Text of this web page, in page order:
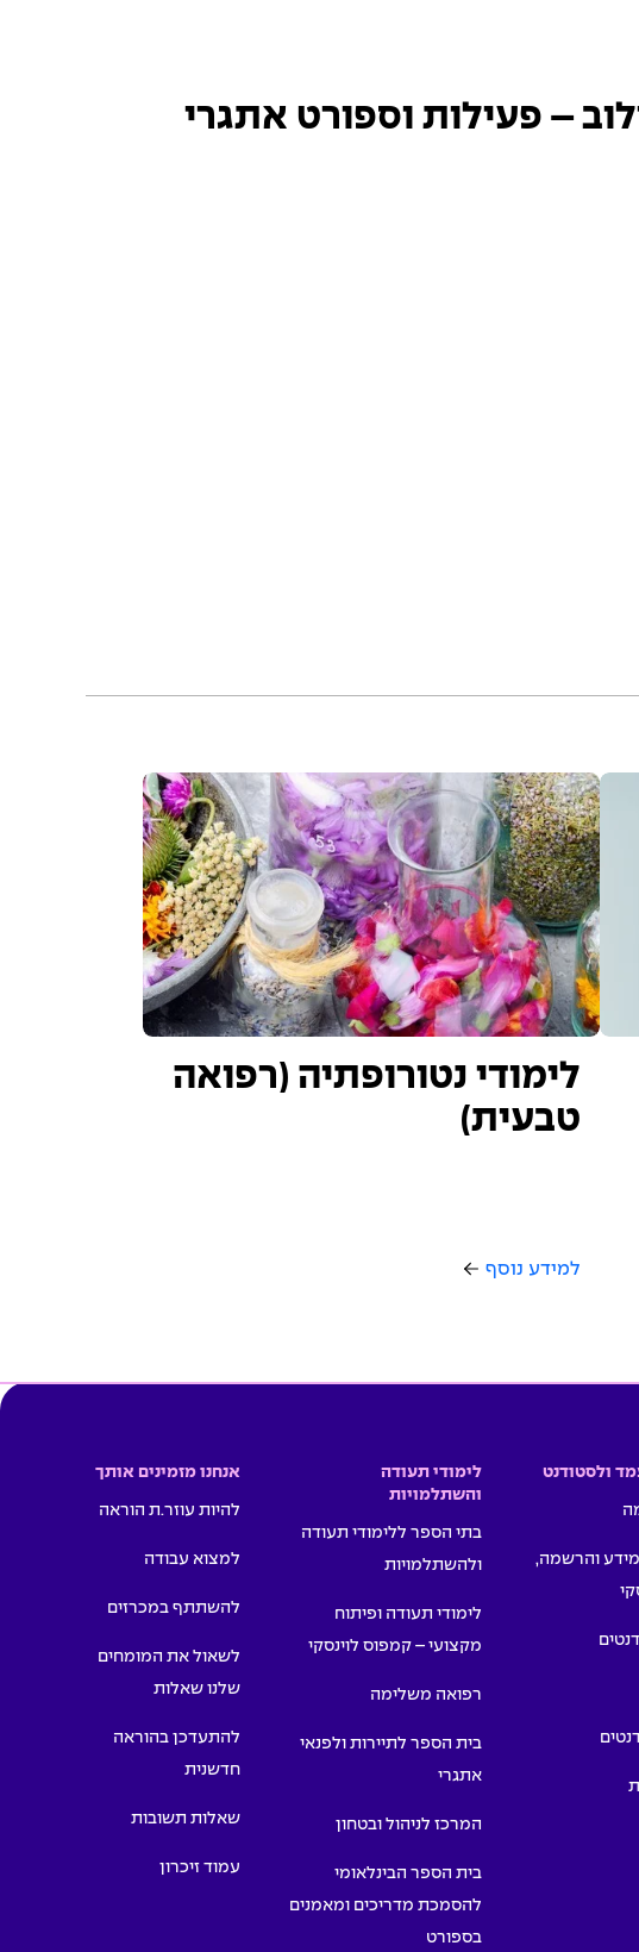
השנתי ה- 17 : מאתגר לשילוב – פעילות וספורט אתגרי
לימודי נטורופתיה (רפואה
טבעית)
למידע נוסף
ולסטודנט
והרשמה,
לימודי תעודה
והשתלמויות
בתי הספר ללימודי תעודה
ולהשתלמויות
לימודי תעודה ופיתוח
מקצועי – קמפוס לוינסקי
רפואה משלימה
בית הספר לתיירות ולפנאי
אתגרי
המרכז לניהול ובטחון
בית הספר הבינלאומי
להסמכת מדריכים ומאמנים
בספורט
אנחנו מזמינים אותך
להיות עוזר.ת הוראה
למצוא עבודה
להשתתף במכרזים
לשאול את המומחים
שלנו שאלות
להתעדכן בהוראה
חדשנית
שאלות תשובות
עמוד זיכרון